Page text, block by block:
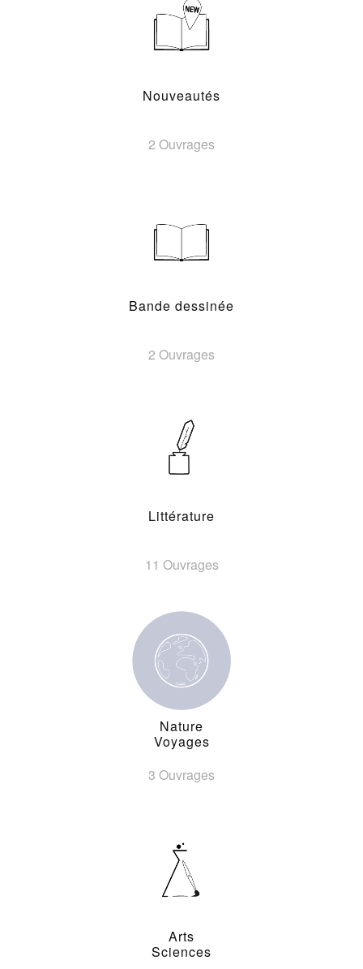
Nouveautés
2 Ouvrages
Bande dessinée
2 Ouvrages
Littérature
11 Ouvrages
Nature
Voyages
3 Ouvrages
Arts
Sciences